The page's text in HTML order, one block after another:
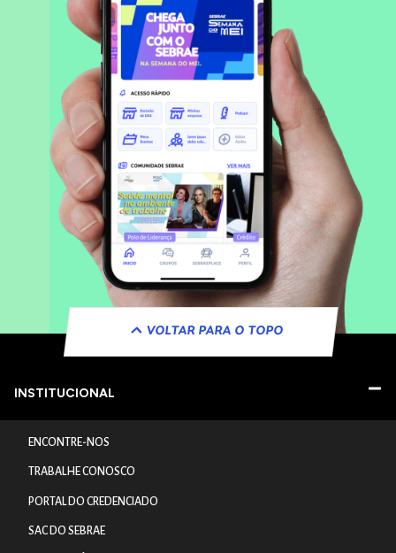
VOLTAR PARA O TOPO
INSTITUCIONAL
ENCONTRE-NOS
TRABALHE CONOSCO
PORTAL DO CREDENCIADO
SAC DO SEBRAE